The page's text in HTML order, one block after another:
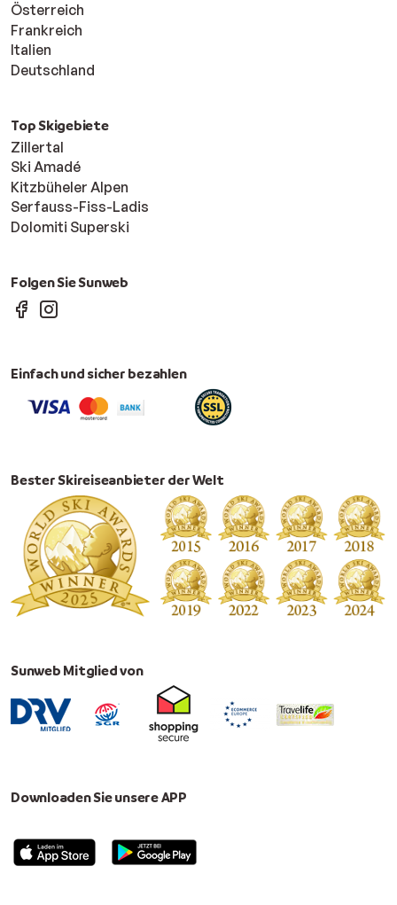
Österreich
Frankreich
Italien
Deutschland
Top Skigebiete
Zillertal
Ski Amadé
Kitzbüheler Alpen
Serfauss-Fiss-Ladis
Dolomiti Superski
Folgen Sie Sunweb
Einfach und sicher bezahlen
Bester Skireiseanbieter der Welt
Sunweb Mitglied von
Downloaden Sie unsere APP